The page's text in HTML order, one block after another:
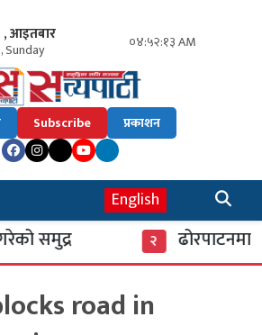
आइतबार
Sunday ०४:५२:१४ AM
Subscribe प्रकाशन
English
समुद्र ढोरपाटनमा
road in